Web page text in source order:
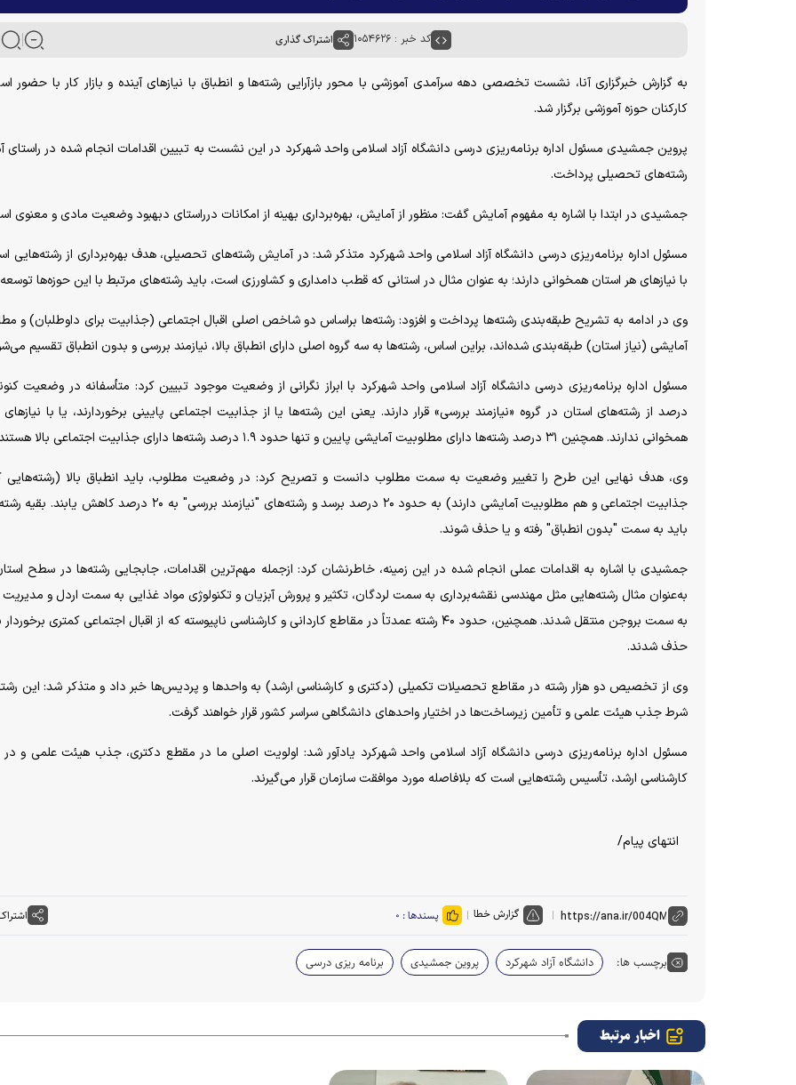
کد خبر : ۱۰۵۴۶۲۶ اشتراک گذاری
به گزارش خبرگزاری آنا، نشست تخصصی دهه سرآمدی آموزشی با محور بازآرایی رشته‌ها و انطباق با نیاز‌های آینده و بازار کار با حضور
کارکنان حوزه آموزشی برگزار شد.
پروین جمشیدی مسئول اداره برنامه‌ریزی درسی دانشگاه آزاد اسلامی واحد شهرکرد در این نشست به تبیین اقدامات انجام شده در راستای
رشته‌های تحصیلی پرداخت.
جمشیدی در ابتدا با اشاره به مفهوم آمایش گفت: منظور از آمایش، بهره‌برداری بهینه از امکانات درراستای دبهبود وضعیت مادی و معنوی
مسئول اداره برنامه‌ریزی درسی دانشگاه آزاد اسلامی واحد شهرکرد متذکر شد: در آمایش رشته‌های تحصیلی، هدف بهره‌برداری از رشته‌هایی
با نیاز‌های هر استان همخوانی دارند؛ به عنوان مثال در استانی که قطب دامداری و کشاورزی است، باید رشته‌های مرتبط با این حوزه‌ها توسعه
وی در ادامه به تشریح طبقه‌بندی رشته‌ها پرداخت و افزود: رشته‌ها براساس دو شاخص اصلی اقبال اجتماعی (جذابیت برای داوطلبان) و
آمایشی (نیاز استان) طبقه‌بندی شده‌اند، براین اساس، رشته‌ها به سه گروه اصلی دارای انطباق بالا، نیازمند بررسی و بدون انطباق تقسیم
درصد از رشته‌های استان در گروه «نیازمند بررسی» قرار دارند. یعنی این رشته‌ها یا از جذابیت اجتماعی پایینی برخوردارند، یا با
همخوانی ندارند. همچنین ۳۱ درصد رشته‌ها دارای مطلوبیت آمایشی پایین و تنها حدود ۱.۹ درصد رشته‌ها دارای جذابیت اجتماعی بالا هستند.
وی، هدف نهایی این طرح را تغییر وضعیت به سمت مطلوب دانست و تصریح کرد: در وضعیت مطلوب، باید انطباق بالا (رشته‌هایی
جذابیت اجتماعی و هم مطلوبیت آمایشی دارند) به حدود ۲۰ درصد برسد و رشته‌های "نیازمند بررسی" به ۲۰ درصد
باید به سمت "بدون انطباق" رفته و یا حذف شوند.
جمشیدی با اشاره به اقدامات عملی انجام شده در این زمینه، خاطرنشان کرد: ازجمله مهم‌ترین اقدامات، جابجایی رشته‌ها در سطح
به‌عنوان مثال رشته‌هایی مثل مهندسی نقشه‌برداری به سمت لردگان، تکثیر و پرورش آبزیان و تکنولوژی مواد غذایی به سمت اردل و مدیریت
به سمت بروجن منتقل شدند. همچنین، حدود ۴۰ رشته عمدتاً در مقاطع کاردانی و کارشناسی ناپیوسته که از اقبال اجتماعی کمتری
حذف شدند.
وی از تخصیص دو هزار رشته در مقاطع تحصیلات تکمیلی (دکتری و کارشناسی ارشد) به واحد‌ها و پردیس‌ها خبر داد و متذکر شد: این
شرط جذب هیئت علمی و تأمین زیرساخت‌ها در اختیار واحد‌های دانشگاهی سراسر کشور قرار خواهند گرفت.
مسئول اداره برنامه‌ریزی درسی دانشگاه آزاد اسلامی واحد شهرکرد یادآور شد: اولویت اصلی ما در مقطع دکتری، جذب هیئت علمی و
کارشناسی ارشد، تأسیس رشته‌هایی است که بلافاصله مورد موافقت سازمان قرار می‌گیرند.
انتهای پیام/
گزارش خطا پسندها : ۰
برچسب ها: دانشگاه آزاد شهرکرد پروین جمشیدی برنامه ریزی درسی
اخبار مرتبط